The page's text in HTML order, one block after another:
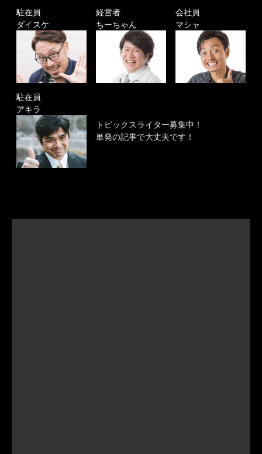
駐在員
ダイスケ
経営者
ちーちゃん
会社員
マシャ
駐在員
アキラ
トピックスライター募集中！
単発の記事で大丈夫です！